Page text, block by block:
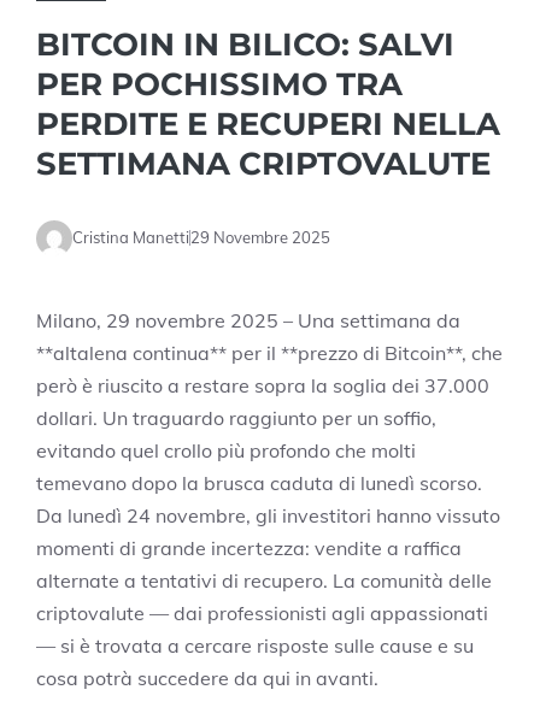
BITCOIN IN BILICO: SALVI
PER POCHISSIMO TRA
PERDITE E RECUPERI NELLA
SETTIMANA CRIPTOVALUTE
Cristina Manetti29 Novembre 2025
Milano, 29 novembre 2025 – Una settimana da
**altalena continua** per il **prezzo di Bitcoin**, che
però è riuscito a restare sopra la soglia dei 37.000
dollari. Un traguardo raggiunto per un soffio,
evitando quel crollo più profondo che molti
temevano dopo la brusca caduta di lunedì scorso.
Da lunedì 24 novembre, gli investitori hanno vissuto
momenti di grande incertezza: vendite a raffica
alternate a tentativi di recupero. La comunità delle
criptovalute — dai professionisti agli appassionati
— si è trovata a cercare risposte sulle cause e su
cosa potrà succedere da qui in avanti.